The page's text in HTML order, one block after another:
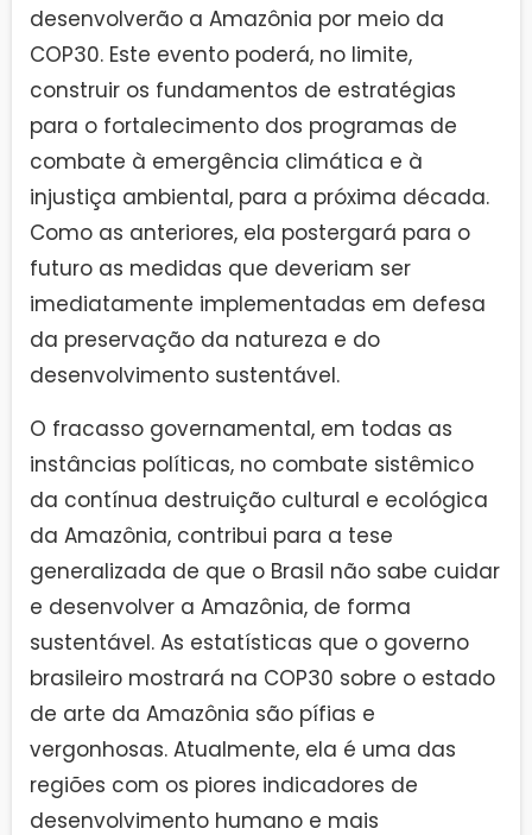
desenvolverão a Amazônia por meio da
COP30. Este evento poderá, no limite,
construir os fundamentos de estratégias
para o fortalecimento dos programas de
combate à emergência climática e à
injustiça ambiental, para a próxima década.
Como as anteriores, ela postergará para o
futuro as medidas que deveriam ser
imediatamente implementadas em defesa
da preservação da natureza e do
desenvolvimento sustentável.
O fracasso governamental, em todas as
instâncias políticas, no combate sistêmico
da contínua destruição cultural e ecológica
da Amazônia, contribui para a tese
generalizada de que o Brasil não sabe cuidar
e desenvolver a Amazônia, de forma
sustentável. As estatísticas que o governo
brasileiro mostrará na COP30 sobre o estado
de arte da Amazônia são pífias e
vergonhosas. Atualmente, ela é uma das
regiões com os piores indicadores de
desenvolvimento humano e mais